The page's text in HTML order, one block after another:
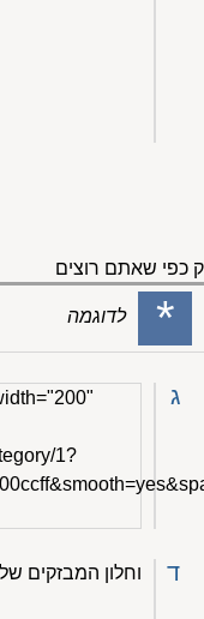
כפי שאתם רוצים
* לדוגמה
ג
1?
ד וחלון המבזקים